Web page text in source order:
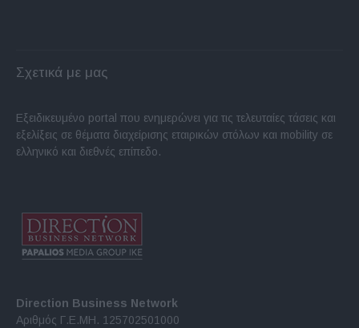
Σχετικά με μας
Εξειδικευμένο portal που ενημερώνει για τις τελευταίες τάσεις και
εξελίξεις σε θέματα διαχείρισης εταιρικών στόλων και mobility σε
ελληνικό και διεθνές επίπεδο.
Direction Business Network
Αριθμός Γ.Ε.ΜΗ. 125702501000